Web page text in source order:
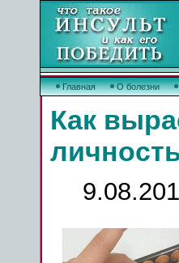
Главная О болезни
Как